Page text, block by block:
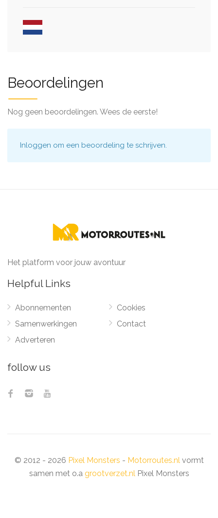
Beoordelingen
Nog geen beoordelingen. Wees de eerste!
Inloggen om een beoordeling te schrijven.
Het platform voor jouw avontuur
Helpful Links
Abonnementen
Samenwerkingen
Adverteren
Cookies
Contact
follow us
© 2012 - 2026 Pixel Monsters - Motorroutes.nlvormt
samen met o.a grootverzet.nlPixel Monsters